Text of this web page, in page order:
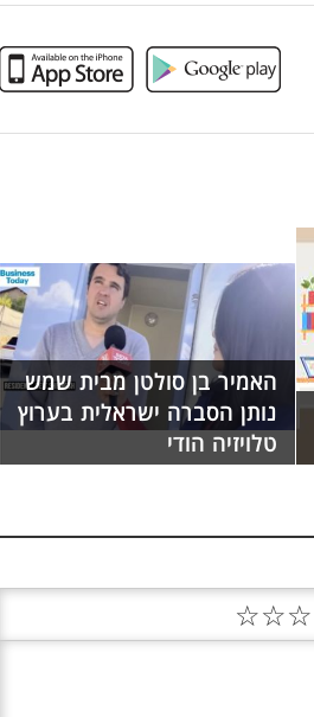
האמיר בן סולטן מבית שמש
נותן הסברה ישראלית בערוץ
טלויזיה הודי
☆
☆
☆